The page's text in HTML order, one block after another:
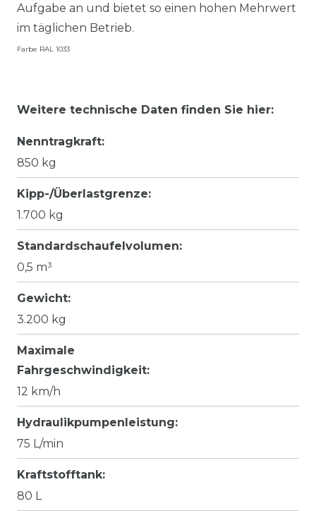
Aufgabe an und bietet so einen hohen Mehrwert
im täglichen Betrieb.
Farbe RAL 1033
Weitere technische Daten finden Sie hier:
Nenntragkraft:
850 kg
Kipp-/Überlastgrenze:
1.700 kg
Standardschaufelvolumen:
0,5 m³
Gewicht:
3.200 kg
Maximale
Fahrgeschwindigkeit:
12 km/h
Hydraulikpumpenleistung:
75 L/min
Kraftstofftank:
80 L